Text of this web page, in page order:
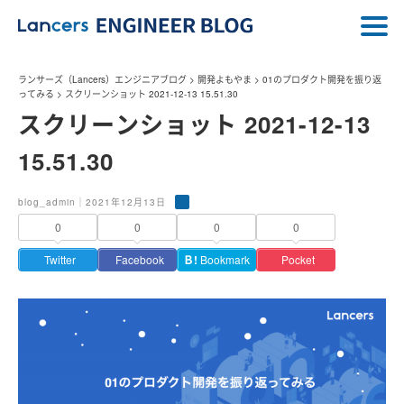
ランサーズ（Lancers）エンジニアブログ > 開発よもやま > 01のプロダクト開発を振り返
ってみる > スクリーンショット 2021-12-13 15.51.30
スクリーンショット 2021-12-13
15.51.30
blog_admin｜2021年12月13日
0
Twitter
0
Facebook
0
Ｂ! Bookmark
0
Pocket